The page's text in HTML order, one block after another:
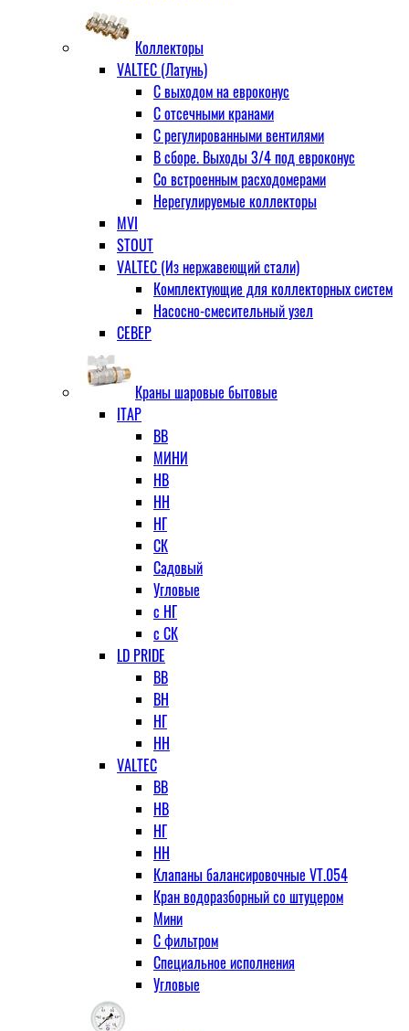
Коллекторы
VALTEC (Латунь)
С выходом на евроконус
С отсечными кранами
С регулированными вентилями
В сборе. Выходы 3/4 под евроконус
Со встроенным расходомерами
Нерегулируемые коллекторы
MVI
STOUT
VALTEC (Из нержавеющий стали)
Комплектующие для коллекторных систем
Насосно-смесительный узел
СЕВЕР
Краны шаровые бытовые
ITAP
ВВ
МИНИ
НВ
НН
НГ
СК
Садовый
Угловые
с НГ
с СК
LD PRIDE
ВВ
ВН
НГ
НН
VALTEC
ВВ
НВ
НГ
НН
Клапаны балансировочные VT.054
Кран водоразборный со штуцером
Мини
С фильтром
Специальное исполнения
Угловые